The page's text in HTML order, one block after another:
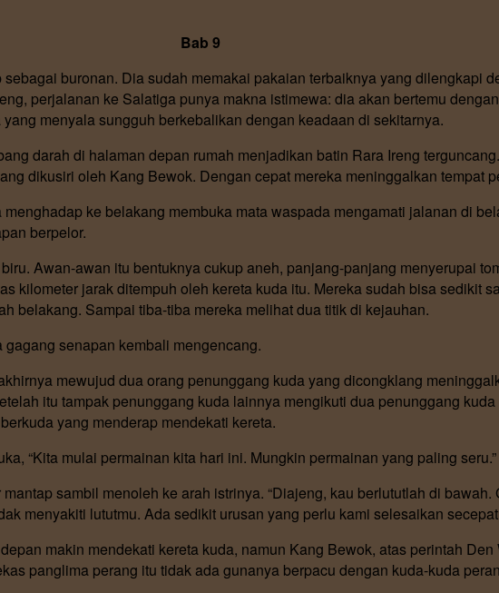
Bab 9
buronan. Dia sudah memakai pakaian terbaiknya yang dilengkapi
perjalanan ke Salatiga punya makna istimewa: dia akan bertemu
menyala sungguh berkebalikan dengan keadaan di sekitarnya.
darah di halaman depan rumah menjadikan batin Rara Ireng
dikusiri oleh Kang Bewok. Dengan cepat mereka meninggalkan tempat
ke belakang membuka mata waspada mengamati jalanan di
berpelor.
Awan-awan itu bentuknya cukup aneh, panjang-panjang menyerupai
kilometer jarak ditempuh oleh kereta kuda itu. Mereka sudah bisa sedikit
belakang. Sampai tiba-tiba mereka melihat dua titik di kejauhan.
senapan kembali mengencang.
mewujud dua orang penunggang kuda yang dicongklang
itu tampak penunggang kuda lainnya mengikuti dua penunggang
yang menderap mendekati kereta.
“Kita mulai permainan kita hari ini. Mungkin permainan yang paling seru.”
mantap sambil menoleh ke arah istrinya. “Diajeng, kau berlututlah di
menyakiti lututmu. Ada sedikit urusan yang perlu kami selesaikan
makin mendekati kereta kuda, namun Kang Bewok, atas perintah Den
panglima perang itu tidak ada gunanya berpacu dengan kuda-kuda